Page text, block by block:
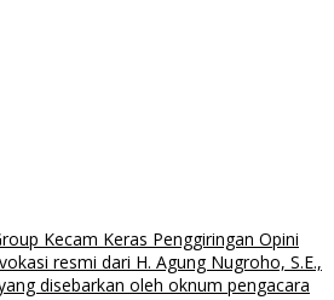
Kecam Keras Penggiringan Opini
resmi dari H. Agung Nugroho, S.E.,
disebarkan oleh oknum pengacara